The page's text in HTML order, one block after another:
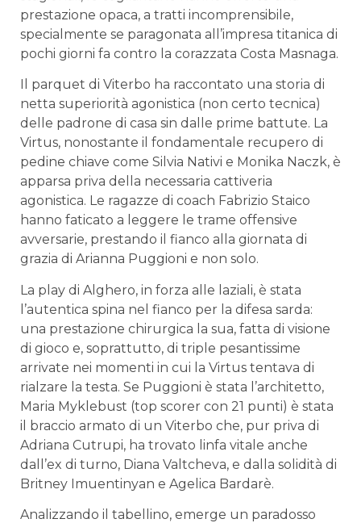
prestazione opaca, a tratti incomprensibile,
specialmente se paragonata all’impresa titanica di
pochi giorni fa contro la corazzata Costa Masnaga.
Il parquet di Viterbo ha raccontato una storia di
netta superiorità agonistica (non certo tecnica)
delle padrone di casa sin dalle prime battute. La
Virtus, nonostante il fondamentale recupero di
pedine chiave come Silvia Nativi e Monika Naczk, è
apparsa priva della necessaria cattiveria
agonistica. Le ragazze di coach Fabrizio Staico
hanno faticato a leggere le trame offensive
avversarie, prestando il fianco alla giornata di
grazia di Arianna Puggioni e non solo.
La play di Alghero, in forza alle laziali, è stata
l’autentica spina nel fianco per la difesa sarda:
una prestazione chirurgica la sua, fatta di visione
di gioco e, soprattutto, di triple pesantissime
arrivate nei momenti in cui la Virtus tentava di
rialzare la testa. Se Puggioni è stata l’architetto,
Maria Myklebust (top scorer con 21 punti) è stata
il braccio armato di un Viterbo che, pur priva di
Adriana Cutrupi, ha trovato linfa vitale anche
dall’ex di turno, Diana Valtcheva, e dalla solidità di
Britney Imuentinyan e Agelica Bardarè.
Analizzando il tabellino, emerge un paradosso